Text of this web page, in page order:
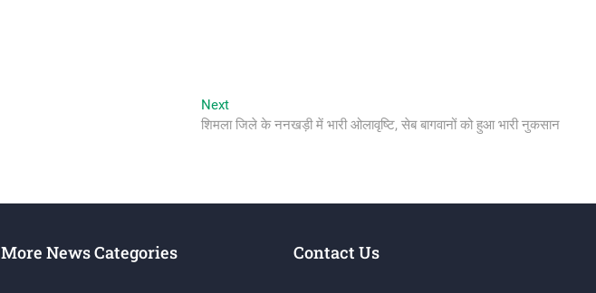
NextNext
post:
शिमला जिले के ननखड़ी में भारी ओलावृष्टि, सेब बागवानों को हुआ भारी नुकसान
More News Categories Contact Us